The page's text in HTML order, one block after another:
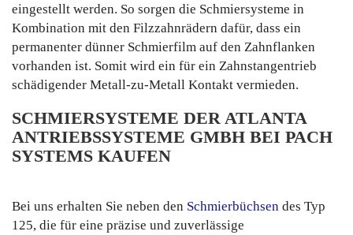
eingestellt werden. So sorgen die Schmiersysteme in
Kombination mit den Filzzahnrädern dafür, dass ein
permanenter dünner Schmierfilm auf den Zahnflanken
vorhanden ist. Somit wird ein für ein Zahnstangentrieb
schädigender Metall-zu-Metall Kontakt vermieden.
SCHMIERSYSTEME DER ATLANTA
ANTRIEBSSYSTEME GMBH BEI PACH
SYSTEMS KAUFEN
Bei uns erhalten Sie neben den Schmierbüchsen des Typ
125, die für eine präzise und zuverlässige